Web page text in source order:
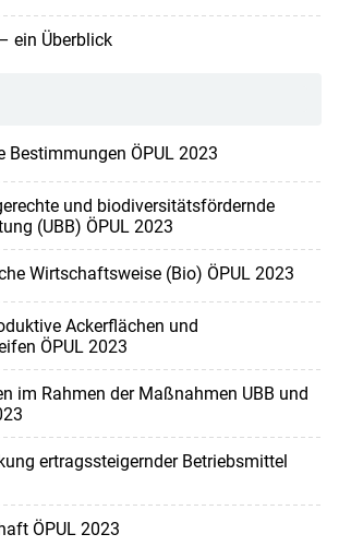
ein Überblick
Bestimmungen ÖPUL 2023
und biodiversitätsfördernde
(UBB) ÖPUL 2023
Wirtschaftsweise (Bio) ÖPUL 2023
Ackerflächen und
ÖPUL 2023
im Rahmen der Maßnahmen UBB und
ertragssteigernder Betriebsmittel
ÖPUL 2023